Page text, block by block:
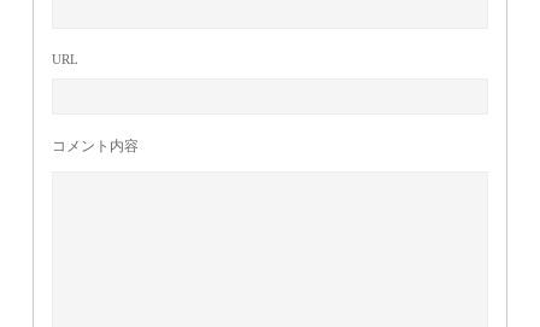
URL
コメント内容